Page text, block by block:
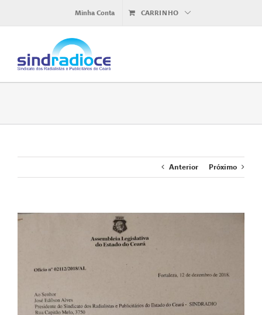
o
Minha Conta CARRINHO
Anterior Próximo
View